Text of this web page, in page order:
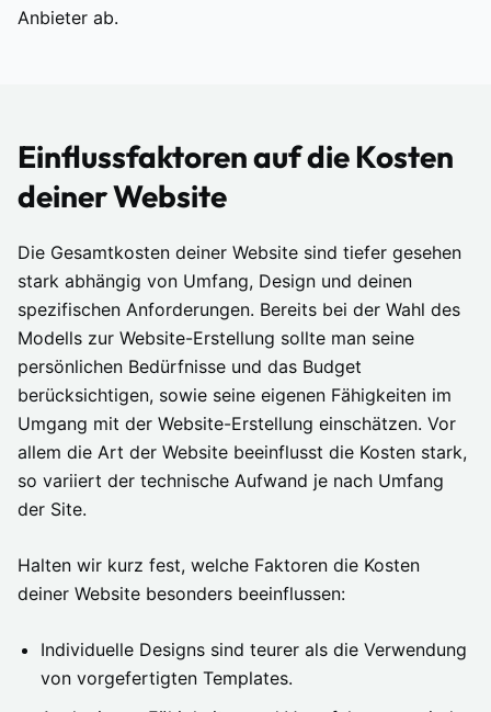
Anbieter ab.
Einflussfaktoren auf die Kosten
deiner Website
Die Gesamtkosten deiner Website sind tiefer gesehen
stark abhängig von Umfang, Design und deinen
spezifischen Anforderungen. Bereits bei der Wahl des
Modells zur Website-Erstellung sollte man seine
persönlichen Bedürfnisse und das Budget
berücksichtigen, sowie seine eigenen Fähigkeiten im
Umgang mit der Website-Erstellung einschätzen. Vor
allem die Art der Website beeinflusst die Kosten stark,
so variiert der technische Aufwand je nach Umfang
der Site.
Halten wir kurz fest, welche Faktoren die Kosten
deiner Website besonders beeinflussen:
Individuelle Designs sind teurer als die Verwendung
von vorgefertigten Templates.